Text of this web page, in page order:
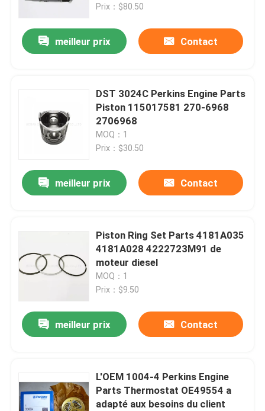
Prix：$80.50
meilleur prix Contact
DST 3024C Perkins Engine Parts
Piston 115017581 270-6968
2706968
MOQ：1
Prix：$30.50
meilleur prix Contact
Piston Ring Set Parts 4181A035
4181A028 4222723M91 de
moteur diesel
MOQ：1
Prix：$9.50
meilleur prix Contact
L'OEM 1004-4 Perkins Engine
Parts Thermostat OE49554 a
adapté aux besoins du client